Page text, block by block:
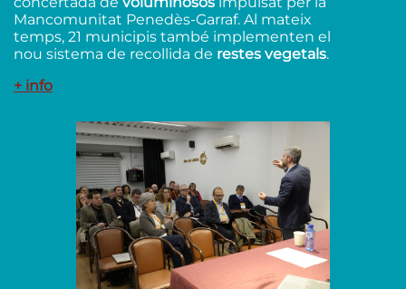
Mancomunitat Penedès-Garraf. Al mateix
temps, 21 municipis també implementen el
nou sistema de recollida de restes vegetals.
+ info